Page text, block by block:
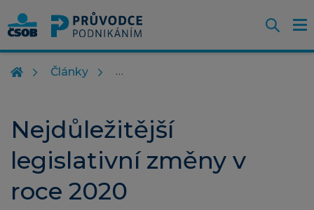
Články
Nejdůležitější
legislativní změny v
roce 2020